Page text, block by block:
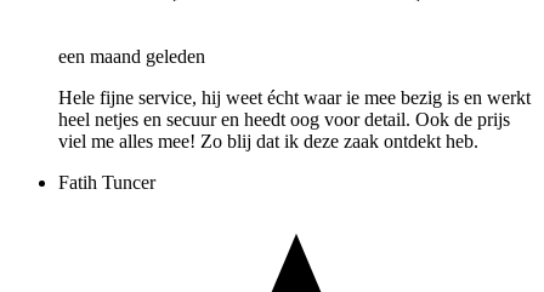
een maand geleden
Hele fijne service, hij weet écht waar ie mee bezig is en werkt
heel netjes en secuur en heedt oog voor detail. Ook de prijs
viel me alles mee! Zo blij dat ik deze zaak ontdekt heb.
Fatih Tuncer